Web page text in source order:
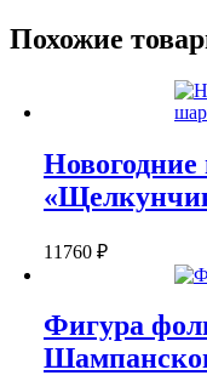
Похожие
11760 ₽
Фигура